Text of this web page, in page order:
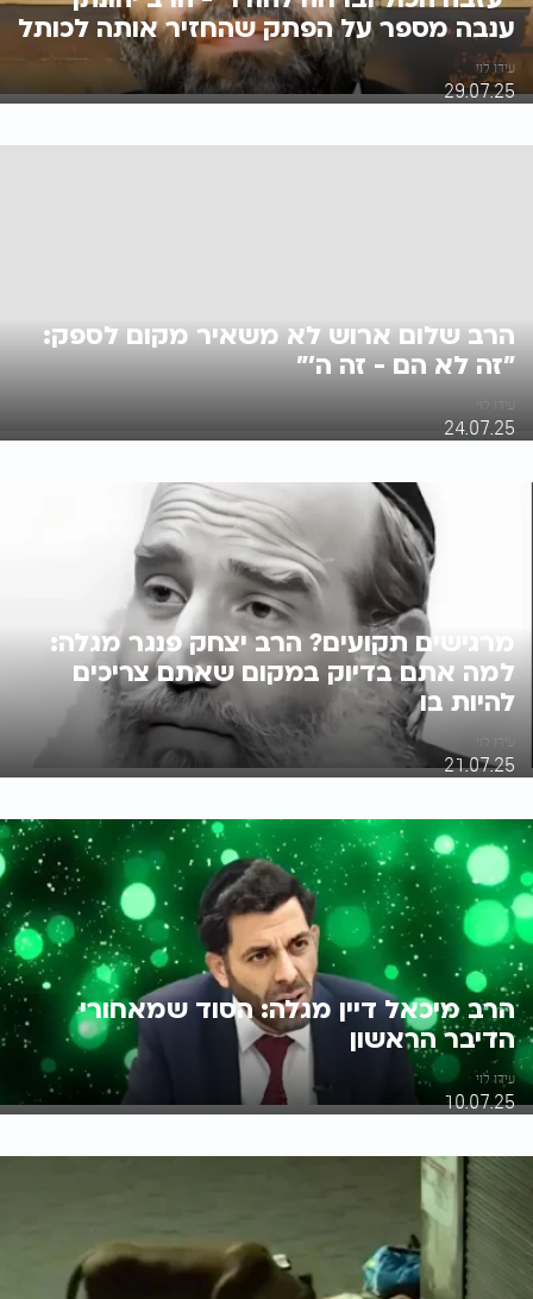
ענבה מספר על הפתק שהחזיר אותה לכותל
עידו לוי
29.07.25
הרב שלום ארוש לא משאיר מקום לספק:
״זה לא הם - זה ה׳״
עידו לוי
24.07.25
מרגישים תקועים? הרב יצחק פנגר מגלה:
למה אתם בדיוק במקום שאתם צריכים
להיות בו
עידו לוי
21.07.25
הרב מיכאל דיין מגלה: הסוד שמאחורי
הדיבר הראשון
עידו לוי
10.07.25